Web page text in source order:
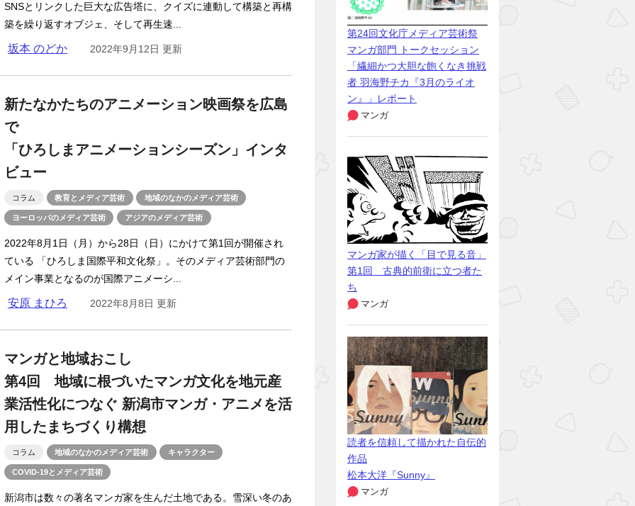
SNSとリンクした巨大な広告塔に、クイズに連動して構築と再構
築を繰り返すオブジェ、そして再生速...
坂本 のどか 2022年9月12日 更新
新たなかたちのアニメーション映画祭を広島
で
「ひろしまアニメーションシーズン」インタ
ビュー
コラム 教育とメディア芸術 地域のなかのメディア芸術
ヨーロッパのメディア芸術 アジアのメディア芸術
2022年8月1日（月）から28日（日）にかけて第1回が開催され
ている 「ひろしま国際平和文化祭」。そのメディア芸術部門の
メイン事業となるのが国際アニメーシ...
安原 まひろ 2022年8月8日 更新
マンガと地域おこし
第4回 地域に根づいたマンガ文化を地元産
業活性化につなぐ 新潟市マンガ・アニメを活
用したまちづくり構想
コラム 地域のなかのメディア芸術 キャラクター
COVID-19とメディア芸術
新潟市は数々の著名マンガ家を生んだ土地である。雪深い冬のあ
第24回文化庁メディア芸術祭
マンガ部門 トークセッション
「繊細かつ大胆な飽くなき挑戦
者 羽海野チカ『3月のライオ
ン』」レポート
マンガ
マンガ家が描く「目で見る音」
第1回 古典的前衛に立つ者た
ち
マンガ
読者を信頼して描かれた自伝的
作品
松本大洋『Sunny』
マンガ